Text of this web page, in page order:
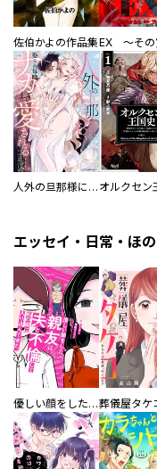
佐伯かよの作品集
人外の旦那様に娶られ毎晩ナカまで愛される…。アンソロジー
エッセイ・日常・ほ
優しい顔をした親友は、夫と不倫して私の家に入り込んできた。